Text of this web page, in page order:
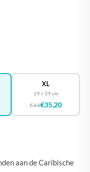
XL
29 × 29 cm
€44€35,20
aan de Caribische